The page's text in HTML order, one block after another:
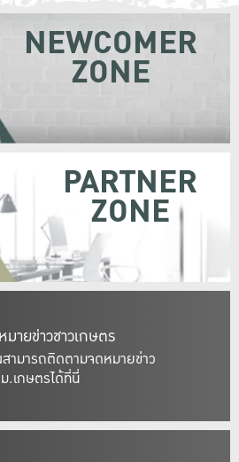
ายข่าวชาวเกษตร
ามารถติดตามจดหมายข่าว
.เกษตรได้ที่นี่
NEWCOMER
ZONE
PARTNER
ZONE